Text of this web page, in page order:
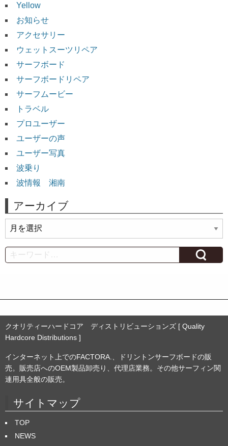
Yellow
お知らせ
アクセサリー
ウェットスーツリペア
サーフボード
サーフボードリペア
サーフムービー
トラベル
プロユーザー
ユーザーの声
ユーザー写真
波乗り
波情報 湘南
アーカイブ
ー
カ
イ
Search
クオリティーハードコア ディストリビューションズ [ Quality
Hardcore Distributions ]
インターネット上でのFACTORA.、ドリントンサーフボードの販
売。販売店へのOEM製品卸売り、代理店業務。その他サーフィン関
連用具全般の販売。
サイトマップ
TOP
NEWS